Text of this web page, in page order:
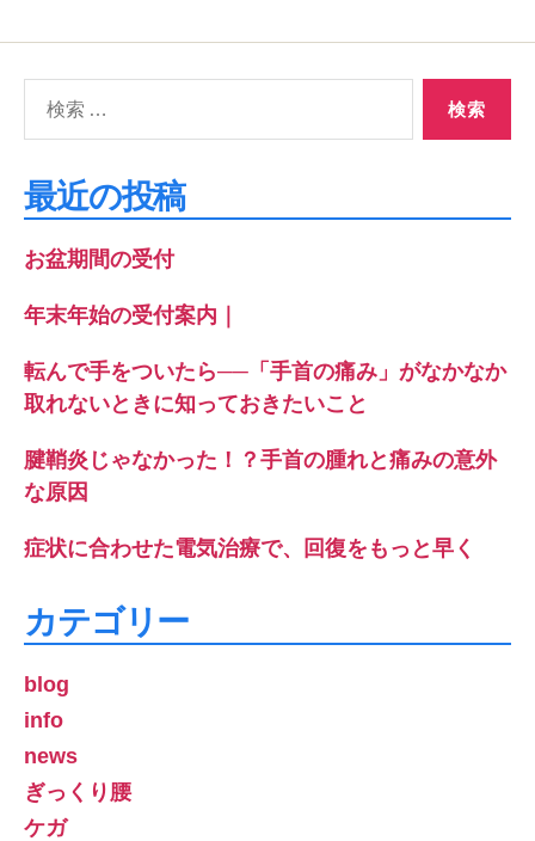
象:
最近の投稿
お盆期間の受付
年末年始の受付案内｜
転んで手をついたら──「手首の痛み」がなかなか
取れないときに知っておきたいこと
腱鞘炎じゃなかった！？手首の腫れと痛みの意外
な原因
症状に合わせた電気治療で、回復をもっと早く
カテゴリー
blog
info
news
ぎっくり腰
ケガ